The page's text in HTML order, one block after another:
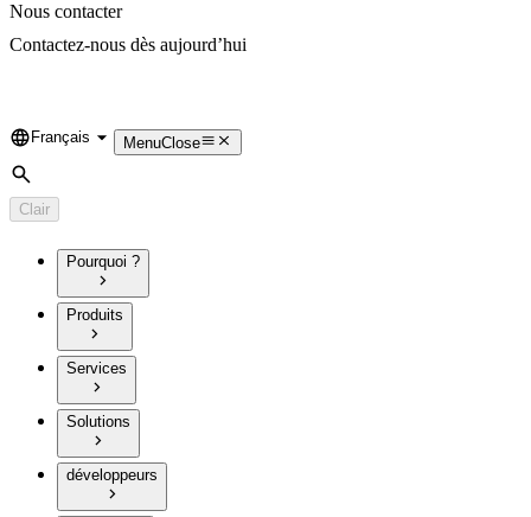
Nous contacter
Contactez-nous dès aujourd’hui
Language
Français MenuClose
Rechercher
Clair
Pourquoi ?
Produits
Services
Solutions
développeurs